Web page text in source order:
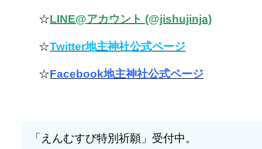
☆LINE@アカウント (@jishujinja)
☆Twitter地主神社公式ページ
☆Facebook地主神社公式ページ
「えんむすび特別祈願」受付中。